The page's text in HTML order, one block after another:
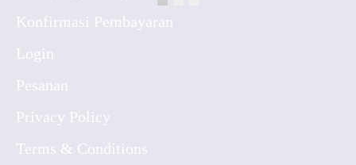
Konfirmasi Pembayaran
Login
Pesanan
Privacy Policy
Terms & Conditions